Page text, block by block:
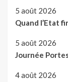
5 août 2026
Quand l’Etat
5 août 2026
Journée
4 août 2026